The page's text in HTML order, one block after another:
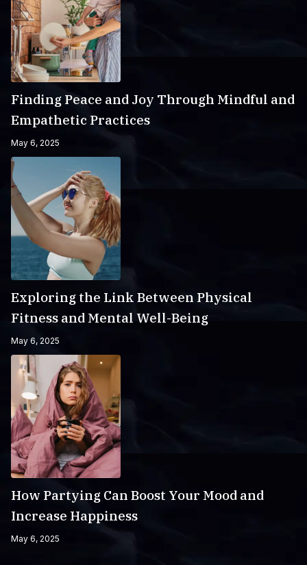
Finding Peace and Joy Through Mindful and
Empathetic Practices
May 6, 2025
Exploring the Link Between Physical
Fitness and Mental Well-Being
May 6, 2025
How Partying Can Boost Your Mood and
Increase Happiness
May 6, 2025